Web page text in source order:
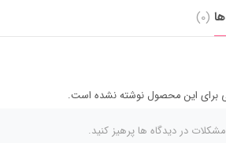
(0)
برای این محصول نوشته نشده است.
در دیدگاه ها پرهیز کنید.